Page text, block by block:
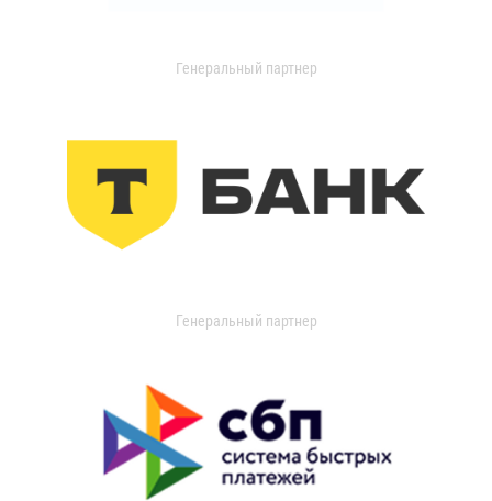
Генеральный партнер
Генеральный партнер